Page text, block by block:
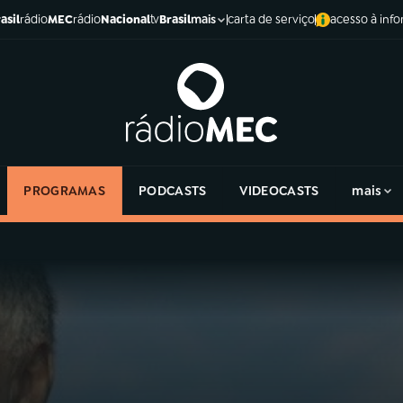
rádioMECrádioNacionaltvBrasilmais carta de serviço acesso à
PROGRAMAS PODCASTS VIDEOCASTS mais